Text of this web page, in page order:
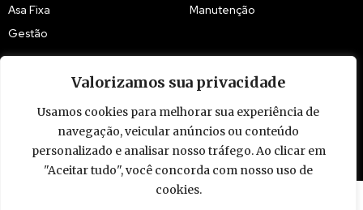
Valorizamos sua privacidade
Usamos cookies para melhorar sua experiência de
navegação, veicular anúncios ou conteúdo
personalizado e analisar nosso tráfego. Ao clicar em
"Aceitar tudo", você concorda com nosso uso de
cookies.
Asa Fixa
Gestão
Manutenção
© 2009 - 2026 Piloto Policial. Todos os direitos reservados. Brasil.